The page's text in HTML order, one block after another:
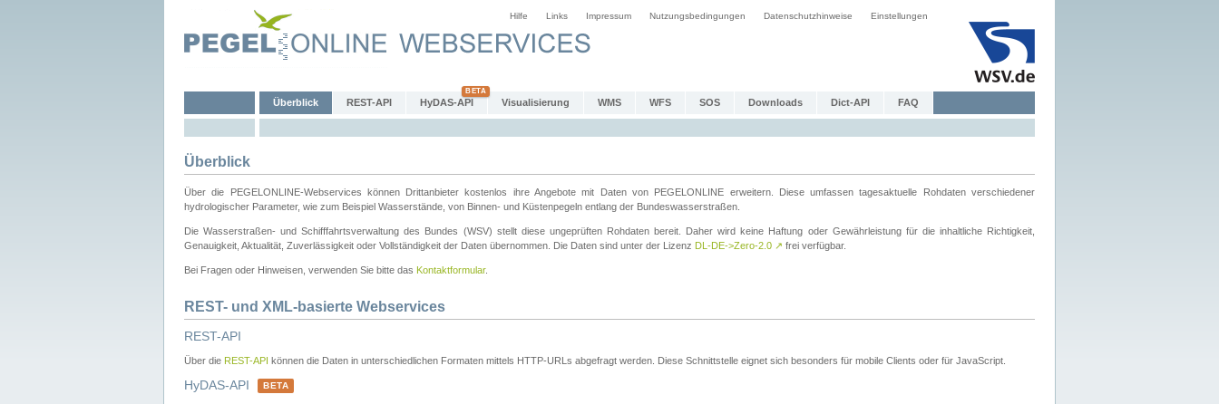
Hilfe Links Impressum Nutzungsbedingungen Datenschutzhinweise Einstellungen
Überblick REST-API HyDAS-API Visualisierung WMS WFS SOS Downloads Dict-API FAQ
Überblick
Über die PEGELONLINE-Webservices können Drittanbieter kostenlos ihre Angebote mit Daten von PEGELONLINE erweitern. Diese umfassen tagesaktuelle Rohdaten verschiedener
hydrologischer Parameter, wie zum Beispiel Wasserstände, von Binnen- und Küstenpegeln entlang der Bundeswasserstraßen.
Die Wasserstraßen- und Schifffahrtsverwaltung des Bundes (WSV) stellt diese ungeprüften Rohdaten bereit. Daher wird keine Haftung oder Gewährleistung für die inhaltliche Richtigkeit,
Genauigkeit, Aktualität, Zuverlässigkeit oder Vollständigkeit der Daten übernommen. Die Daten sind unter der Lizenz DL-DE->Zero-2.0 ↗ frei verfügbar.
Bei Fragen oder Hinweisen, verwenden Sie bitte das Kontaktformular.
REST- und XML-basierte Webservices
REST-API
Über die REST-API können die Daten in unterschiedlichen Formaten mittels HTTP-URLs abgefragt werden. Diese Schnittstelle eignet sich besonders für mobile Clients oder für JavaScript.
HyDAS-API BETA